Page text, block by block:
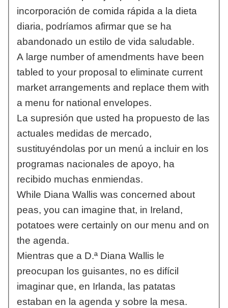
incorporación de comida rápida a la dieta
diaria, podríamos afirmar que se ha
abandonado un estilo de vida saludable.
A large number of amendments have been
tabled to your proposal to eliminate current
market arrangements and replace them with
a menu for national envelopes.
La supresión que usted ha propuesto de las
actuales medidas de mercado,
sustituyéndolas por un menú a incluir en los
programas nacionales de apoyo, ha
recibido muchas enmiendas.
While Diana Wallis was concerned about
peas, you can imagine that, in Ireland,
potatoes were certainly on our menu and on
the agenda.
Mientras que a D.ª Diana Wallis le
preocupan los guisantes, no es difícil
imaginar que, en Irlanda, las patatas
estaban en la agenda y sobre la mesa.